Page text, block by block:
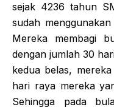
sejak 4236 tahun
sudah
Mereka membagi
dengan jumlah 30
kedua belas,
hari raya mereka
Sehingga pada